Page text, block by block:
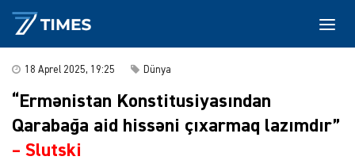
18 Aprel 2025, 19:25 Dünya
“Ermənistan Konstitusiyasından
Qarabağa aid hissəni çıxarmaq lazımdır”
– Slutski